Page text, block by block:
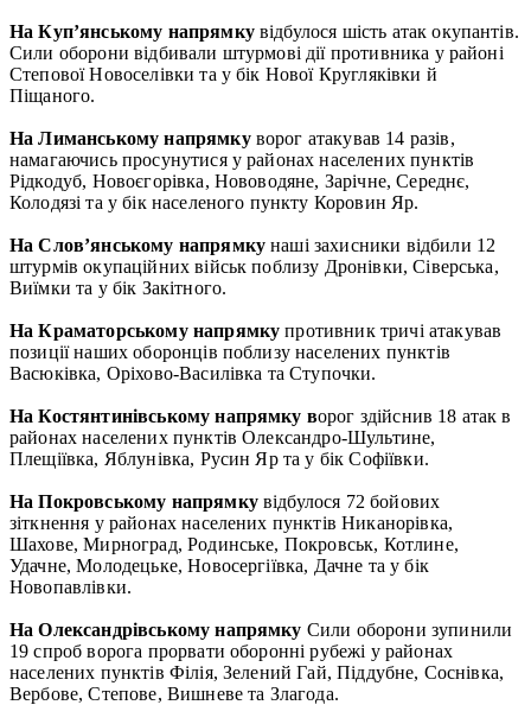
На Куп’янському напрямку відбулося шість атак окупантів.
Сили оборони відбивали штурмові дії противника у районі
Степової Новоселівки та у бік Нової Кругляківки й
Піщаного.
На Лиманському напрямкуворог атакував 14 разів,
намагаючись просунутися у районах населених пунктів
Рідкодуб, Новоєгорівка, Нововодяне, Зарічне, Середнє,
Колодязі та у бік населеного пункту Коровин Яр.
На Слов’янському напрямку наші захисники відбили 12
штурмів окупаційних військ поблизу Дронівки, Сіверська,
Виїмки та у бік Закітного.
На Краматорському напрямкупротивник тричі атакував
позиції наших оборонців поблизу населених пунктів
Васюківка, Оріхово-Василівка та Ступочки.
На Костянтинівському напрямку ворог здійснив 18 атак в
районах населених пунктів Олександро-Шультине,
Плещіївка, Яблунівка, Русин Яр та у бік Софіївки.
На Покровському напрямкувідбулося 72 бойових
зіткнення у районах населених пунктів Никанорівка,
Шахове, Мирноград, Родинське, Покровськ, Котлине,
Удачне, Молодецьке, Новосергіївка, Дачне та у бік
Новопавлівки.
На Олександрівському напрямку Сили оборони зупинили
19 спроб ворога прорвати оборонні рубежі у районах
населених пунктів Філія, Зелений Гай, Піддубне, Соснівка,
Вербове, Степове, Вишневе та Злагода.